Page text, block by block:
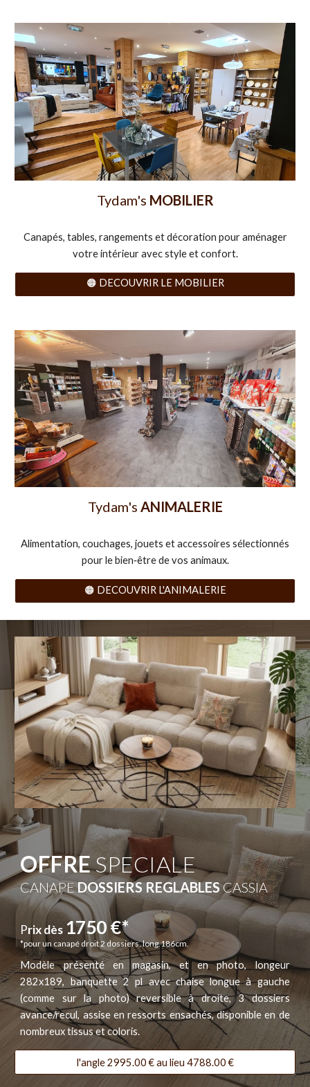
Tydam's MOBILIER
Canapés, tables, rangements et décoration pour aménager
votre intérieur avec style et confort.
🟠 DECOUVRIR LE MOBILIER
Tydam's ANIMALERIE
Alimentation, couchages, jouets et accessoires sélectionnés
pour le bien‑être de vos animaux.
🟠 DECOUVRIR L'ANIMALERIE
OFFRESPECIALE
CANAPEDOSSIERS REGLABLESCASSIA
Prix dès 1750 €*
*pour un canapé droit 2dossiers, long.186cm.
Modèle présenté en magasin, et en photo, longeur
282x189, banquette 2 pl avec chaise longue àgauche
(comme sur la photo)reversibleàdroite, 3dossiers
avance/recul, assise en ressorts ensachés, disponible en de
nombreux tissus et coloris.
l'angle 2995.00 € au lieu 4788.00 €